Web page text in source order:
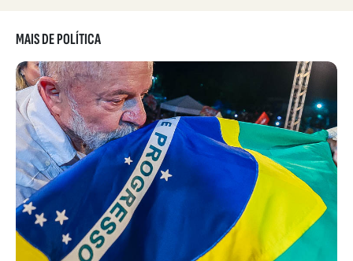
MAIS DE POLÍTICA